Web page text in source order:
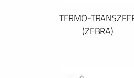
TERMO-
(ZEBRA)